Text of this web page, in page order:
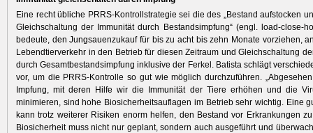
Eine recht übliche PRRS-Kontrollstrategie sei die des „Bestand aufstocken
Gleichschaltung der Immunität durch Bestands­impfung“ (engl. load-close-
bedeute, den Jungsauenzukauf für bis zu acht bis zehn Monate vorziehen,
Lebendtierverkehr in den Betrieb für diesen Zeitraum und Gleichschaltung
durch Gesamtbestandsimpfung inklusive der Ferkel. Batista schlägt
vor, um die PRRS-Kontrolle so gut wie möglich durchzuführen.
Impfung, mit deren Hilfe wir die Immunität der Tiere erhöhen und die
minimieren, sind hohe Biosicherheitsauflagen im Betrieb sehr wichtig. Eine
kann trotz weiterer Risiken enorm helfen, den Bestand vor Erkrankungen
Biosicherheit muss nicht nur geplant, sondern auch ausgeführt und